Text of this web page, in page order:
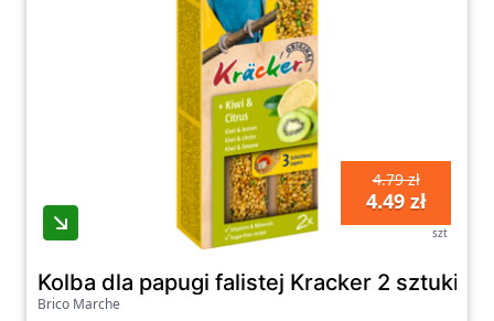
4.79 zł
4.49 zł
szt
Kolba dla papugi falistej Kracker 2 sztuki
Brico Marche